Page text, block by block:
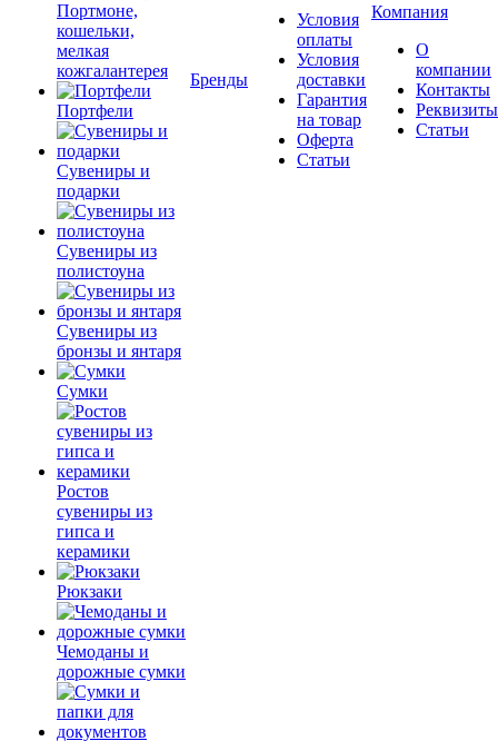
Портмоне,
кошельки,
мелкая
кожгалантерея
Портфели
Сувениры и
подарки
Сувениры из
полистоуна
Сувениры из
бронзы и янтаря
Сумки
Ростов
сувениры из
гипса и
керамики
Рюкзаки
Чемоданы и
дорожные сумки
Бренды
Условия
оплаты
Условия
доставки
Гарантия
на товар
Оферта
Статьи
Компания
О
компании
Контакты
Реквизиты
Статьи